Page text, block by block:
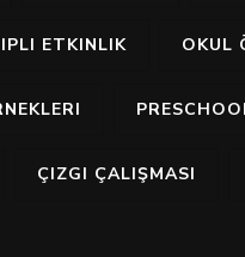
ETKINLIK OKUL
ÇIZGI ÇALIŞMASI